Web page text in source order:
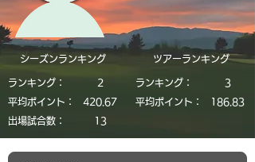
シーズンランキング
ランキング：
2
平均ポイント：
420.67
​出場試合数：
13
​ツアーランキング
ランキング：
3
平均ポイント：
186.83